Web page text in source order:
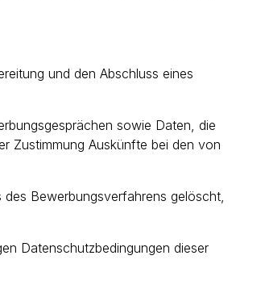
und den Abschluss eines
sowie Daten, die
Zustimmung Auskünfte bei den von
Bewerbungsverfahrens gelöscht,
Datenschutzbedingungen dieser